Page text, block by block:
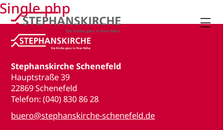

Stephanskirche Schenefeld
Hauptstraße 39
22869 Schenefeld
Telefon: (040) 830 86 28
buero@stephanskirche-schenefeld.de